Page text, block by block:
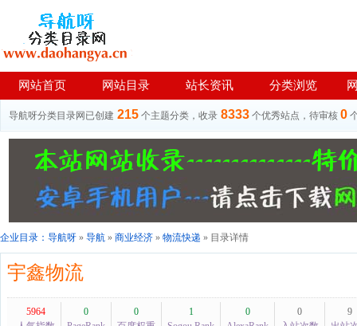
网站首页 网站目录 站长资讯 分类浏览
导航呀分类目录网已创建 215 个主题分类，收录 8333 个优秀站点，待审核 0
企业目录： 导航呀 » 导航 » 商业经济 » 物流快递 » 目录详情
宇鑫物流
5964
0
0
1
0
0
9